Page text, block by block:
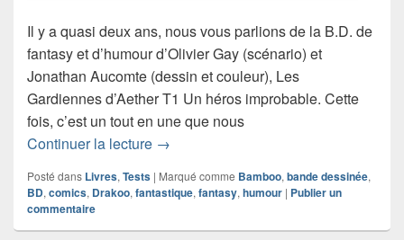
Il y a quasi deux ans, nous vous parlions de la B.D. de
fantasy et d’humour d’Olivier Gay (scénario) et
Jonathan Aucomte (dessin et couleur), Les
Gardiennes d’Aether T1 Un héros improbable. Cette
fois, c’est un tout en une que nous
Continuer la lecture Chronique bande dessinée Toutes
→
Posté dans Livres, Tests | Marqué comme Bamboo, bande dessinée,
BD, comics, Drakoo, fantastique, fantasy, humour | Publier un
commentaire